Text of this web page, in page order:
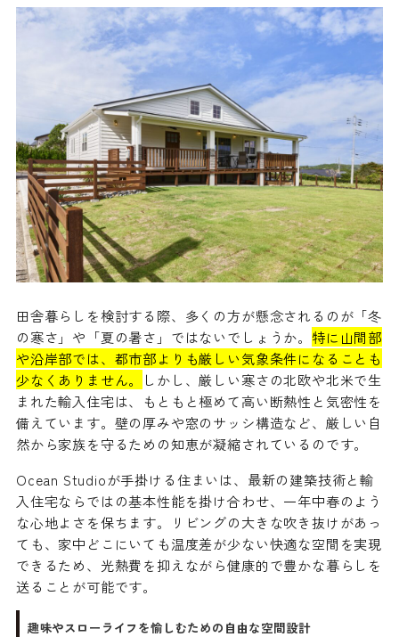
田舎暮らしを検討する際、多くの方が懸念されるのが「冬
の寒さ」や「夏の暑さ」ではないでしょうか。 特に山間部
や沿岸部では、都市部よりも厳しい気象条件になることも
少なくありません。
しかし、厳しい寒さの北欧や北米で生
まれた輸入住宅は、もともと極めて高い断熱性と気密性を
備えています。壁の厚みや窓のサッシ構造など、厳しい自
然から家族を守るための知恵が凝縮されているのです。
Ocean Studioが手掛ける住まいは、最新の建築技術と輸
入住宅ならではの基本性能を掛け合わせ、一年中春のよう
な心地よさを保ちます。リビングの大きな吹き抜けがあっ
ても、家中どこにいても温度差が少ない快適な空間を実現
できるため、光熱費を抑えながら健康的で豊かな暮らしを
送ることが可能です。
趣味やスローライフを愉しむための自由な空間設計